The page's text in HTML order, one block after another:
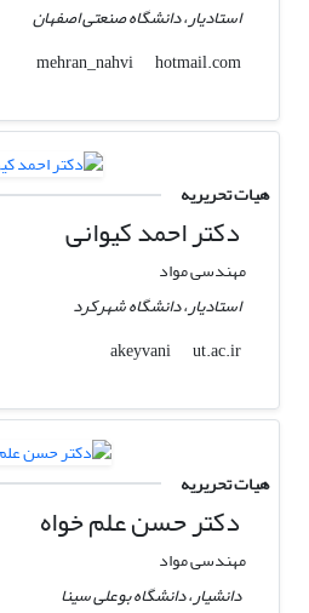
استادیار، دانشگاه صنعتی اصفهان
mehran_nahvi
hotmail.com
هیات تحریریه
دکتر احمد کیوانی
مهندسی مواد
استادیار، دانشگاه شهرکرد
akeyvani
ut.ac.ir
هیات تحریریه
دکتر حسن علم خواه
مهندسی مواد
دانشیار، دانشگاه بوعلی سینا